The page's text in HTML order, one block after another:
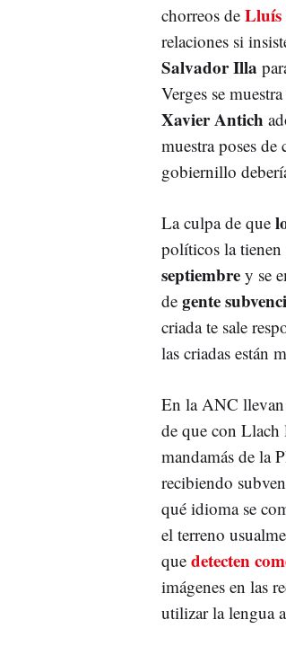
chorreos de Lluís
relaciones si
Salvador Illa
Verges se
Xavier Antich
muestra poses
gobiernillo
La culpa de que
políticos la tienen
septiembre y se
de gente
criada te sale
las criadas están
En la ANC llevan
de que con Llach
mandamás de la
recibiendo
qué idioma se
el terreno
que detecten
imágenes en las
utilizar la lengua